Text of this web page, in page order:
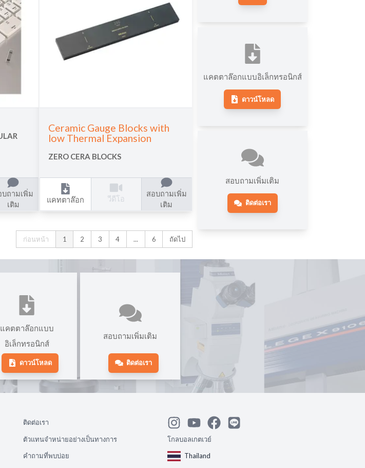
บถามเพิ่ม
เติม
Ceramic Gauge Blocks with
low Thermal Expansion
ZERO CERA BLOCKS
แคทตาล๊อก วีดีโอ
สอบถามเพิ่ม
เติม
ก่อนหน้า 1 2 3 4 ... 6 ถัดไป
แคตตาล๊อกแบบอิเล็กทรอนิกส์
ดาวน์โหลด
สอบถามเพิ่มเติม
ติดต่อเรา
แคตตาล๊อกแบบ
อิเล็กทรอนิกส์
ดาวน์โหลด
สอบถามเพิ่มเติม
ติดต่อเรา
ติดต่อเรา
ตัวแทนจำหน่ายอย่างเป็นทางการ
คำถามที่พบบ่อย
โกลบอลเกตเวย์
Thailand